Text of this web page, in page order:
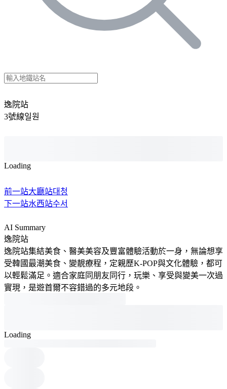
逸院站
3號線일원
Loading
前一站大廳站대청
下一站水西站수서
AI Summary
逸院站
逸院站集結美食、醫美美容及豐富體驗活動於一身，無論想享
受韓國最潮美食、變靚療程，定親歷K-POP與文化體驗，都可
以輕鬆滿足。適合家庭同朋友同行，玩樂、享受與變美一次過
實現，是遊首爾不容錯過的多元地段。
Loading